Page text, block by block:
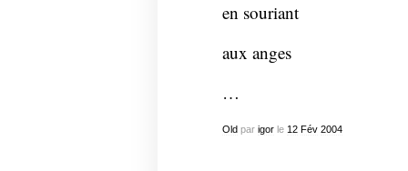
en souriant
aux anges
…
Oldpar igorle 12 Fév 2004